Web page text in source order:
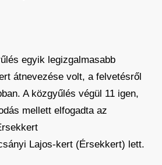
egyik legizgalmasabb
átnevezése volt, a felvetésről
A közgyűlés végül 11 igen,
mellett elfogadta az
Lajos-kert (Érsekkert) lett.